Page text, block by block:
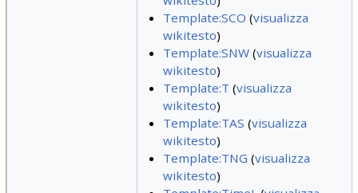
Template:SCO (visualizza
wikitesto)
Template:SNW(visualizza
wikitesto)
Template:T (visualizza
wikitesto)
Template:TAS (visualizza
wikitesto)
Template:TNG (visualizza
wikitesto)